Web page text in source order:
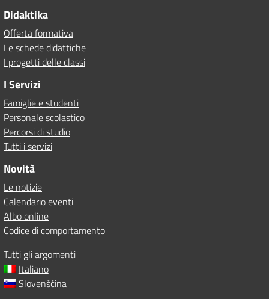
Didaktika
Offerta formativa
Le schede didattiche
I progetti delle classi
I Servizi
Famiglie e studenti
Personale scolastico
Percorsi di studio
Tutti i servizi
Novità
Le notizie
Calendario eventi
Albo online
Codice di comportamento
Tutti gli argomenti
Italiano
Slovenščina